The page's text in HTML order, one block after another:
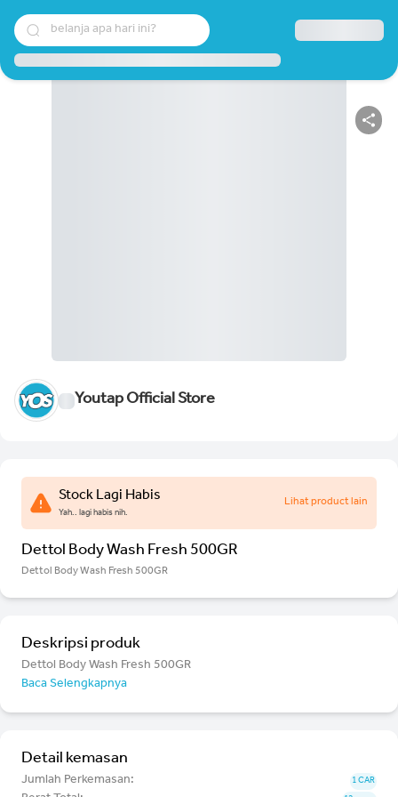
belanja apa hari ini?
Youtap Official Store
Stock Lagi Habis
Yah.. lagi habis nih.
Lihat product lain
Dettol Body Wash Fresh 500GR
Dettol Body Wash Fresh 500GR
Deskripsi produk
Dettol Body Wash Fresh 500GR
Baca Selengkapnya
Detail kemasan
Jumlah Perkemasan: 1 CAR